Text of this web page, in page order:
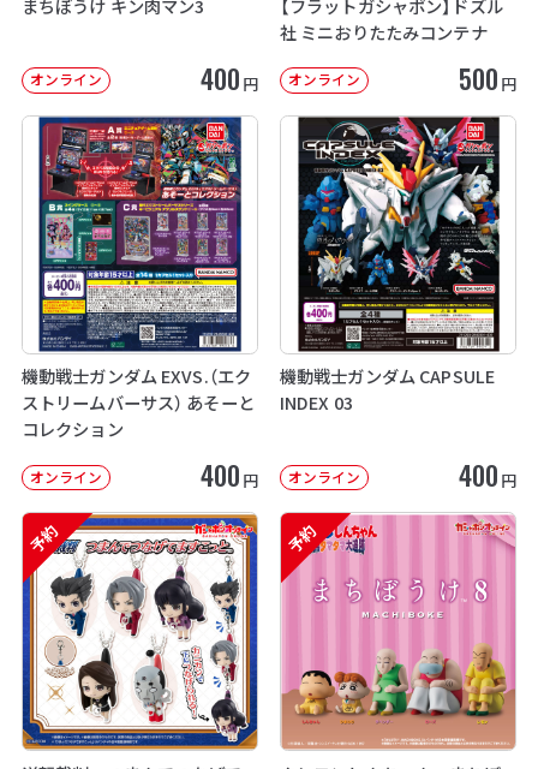
オンライン 400 円
社 ミニおりたたみコンテナ
オンライン 500 円
機動戦士ガンダム EXVS.（エク
ストリームバーサス） あそーと
コレクション
オンライン 400 円
機動戦士ガンダム CAPSULE
INDEX 03
オンライン 400 円
予約 予約